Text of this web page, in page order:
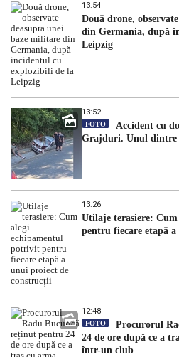
13:54
Două drone,
din Germania, după
Leipzig
13:52
FOTO
Accident cu
Grajduri. Unul dintre
13:26
Utilaje terasiere:
pentru fiecare etapă
12:48
FOTO
Procurorul
24 de ore după ce a
într-un club